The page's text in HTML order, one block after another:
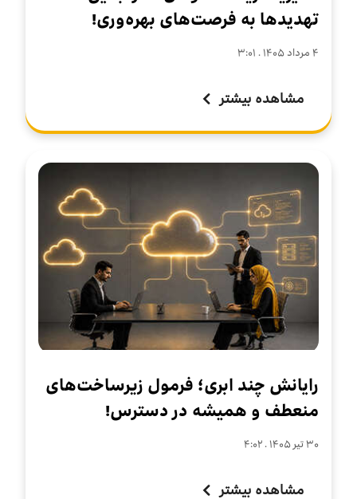
تهدیدها به فرصت‌های بهره‌وری!
۴ مرداد ۱۴۰۵ . ۳:۰۱
مشاهده بیشتر
رایانش چند ابری؛ فرمول زیرساخت‌های
منعطف و همیشه در دسترس!
۳۰ تير ۱۴۰۵ . ۴:۰۲
مشاهده بیشتر